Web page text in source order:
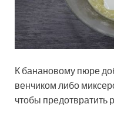
К банановому пюре
венчиком либо
чтобы предотвратить